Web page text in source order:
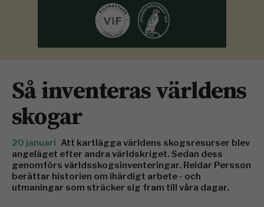
Så inventeras världens
skogar
20 januari Att kartlägga världens skogsresurser blev
angeläget efter andra världskriget. Sedan dess
genomförs världsskogsinventeringar. Reidar Persson
berättar historien om ihärdigt arbete - och
utmaningar som sträcker sig fram till våra dagar.